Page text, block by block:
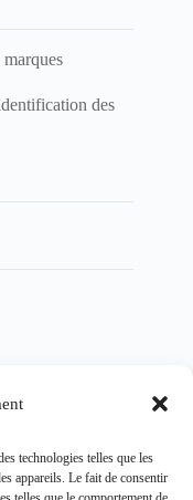
technologies telles que les
appareils. Le fait de consentir
des